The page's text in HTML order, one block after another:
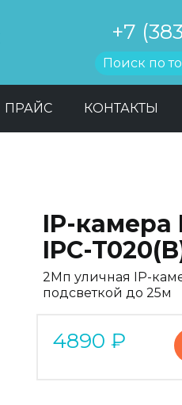
+7
ПРАЙС КОНТАКТЫ
IP-камера
IPC-
2Мп уличная IP-
подсветкой до 25м
4890 ₽